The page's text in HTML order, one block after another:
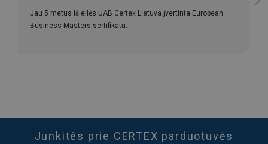
Jau 5 metus iš eilės UAB Certex Lietuva įvertinta European
Business Masters sertifikatu.
Junkitės prie CERTEX parduotuvės